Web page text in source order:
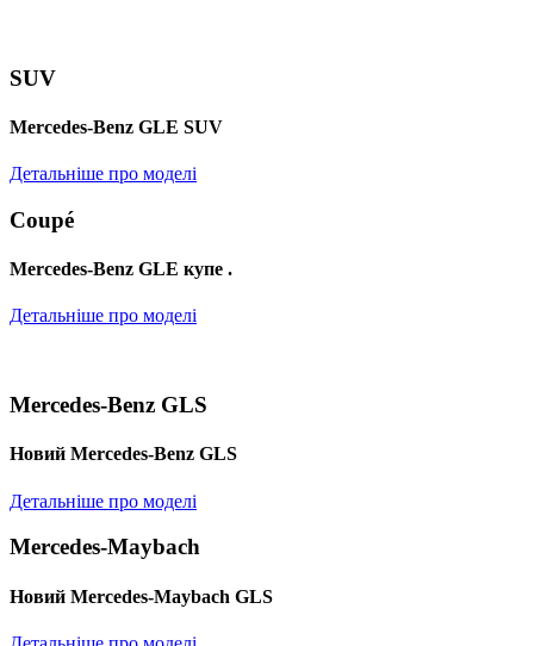
SUV
Mercedes-Benz GLE SUV
Детальніше про моделі
Coupé
Mercedes-Benz GLE купе .
Детальніше про моделі
Mercedes-Benz GLS
Новий Mercedes-Benz GLS
Детальніше про моделі
Mercedes-Maybach
Новий Mercedes-Maybach GLS